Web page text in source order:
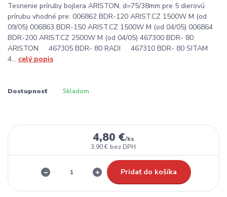
Tesnenie príruby bojlera ARISTON, d=75/38mm pre 5 dierovú
prírubu vhodné pre: 006862 BDR-120 ARIST.CZ 1500W M (od
09/05) 006863 BDR-150 ARIST.CZ 1500W M (od 04/05) 006864
BDR-200 ARIST.CZ 2500W M (od 04/05) 467300 BDR- 80
ARISTON 467305 BDR- 80 RADI 467310 BDR- 80 SITAM
4... celý popis
Dostupnosť Skladom
4,80 €/ks
3,90 € bez DPH
Pridať do košíka